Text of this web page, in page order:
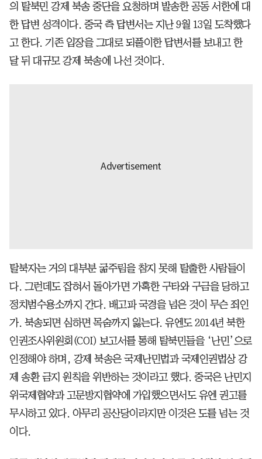
의 탈북민 강제 북송 중단을 요청하며 발송한 공동 서한에 대
한 답변 성격이다. 중국 측 답변서는 지난 9월 13일 도착했다
고 한다. 기존 입장을 그대로 되풀이한 답변서를 보내고 한
달 뒤 대규모 강제 북송에 나선 것이다.
탈북자는 거의 대부분 굶주림을 참지 못해 탈출한 사람들이
다. 그런데도 잡혀서 돌아가면 가혹한 구타와 구금을 당하고
정치범수용소까지 간다. 배고파 국경을 넘은 것이 무슨 죄인
가. 북송되면 심하면 목숨까지 잃는다. 유엔도 2014년 북한
인권조사위원회(COI) 보고서를 통해 탈북민들을 ‘난민’으로
인정해야 하며, 강제 북송은 국제난민법과 국제인권법상 강
제 송환 금지 원칙을 위반하는 것이라고 했다. 중국은 난민지
위국제협약과 고문방지협약에 가입했으면서도 유엔 권고를
무시하고 있다. 아무리 공산당이라지만 이것은 도를 넘는 것
이다.